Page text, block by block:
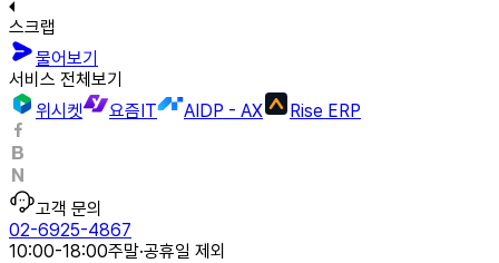
스크랩
물어보기
서비스 전체보기
위시켓
요즘IT AIDP - AX Rise ERP
고객 문의
02-6925-4867
10:00-18:00주말·공휴일 제외